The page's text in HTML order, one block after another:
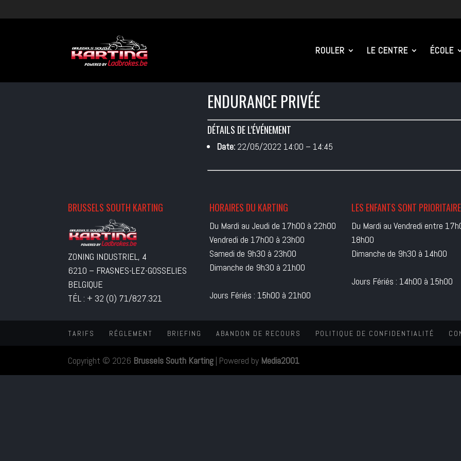
ROULER LE CENTRE ÉCOLE
ENDURANCE PRIVÉE
DÉTAILS DE L'ÉVÉNEMENT
Date: 22/05/2022 14:00 – 14:45
BRUSSELS SOUTH KARTING
ZONING INDUSTRIEL, 4
6210 – FRASNES-LEZ-GOSSELIES
BELGIQUE
TÉL : + 32 (0) 71/827.321
HORAIRES DU KARTING
Du Mardi au Jeudi de 17h00 à 22h00
Vendredi de 17h00 à 23h00
Samedi de 9h30 à 23h00
Dimanche de 9h30 à 21h00
Jours Fériés : 15h00 à 21h00
LES ENFANTS SONT
Du Mardi au Vendredi entre
18h00
Dimanche de 9h30 à 14h00
Jours Fériés : 14h00 à 15h00
TARIFS RÉGLEMENT BRIEFING ABANDON DE RECOURS POLITIQUE DE CONFIDENTIALITÉ
Copyright © 2026 Brussels South Karting | Powered by Media2001